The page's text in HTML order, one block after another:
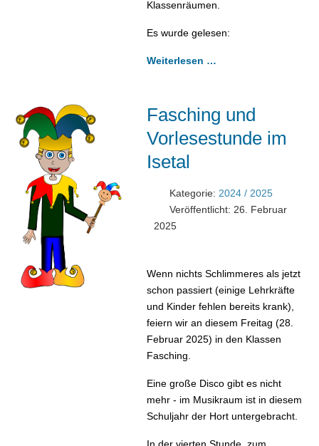
Klassenräumen.
Es wurde gelesen:
Weiterlesen …
Fasching und
Vorlesestunde im
Isetal
Kategorie: 2024 / 2025
Veröffentlicht: 26. Februar
2025
Wenn nichts Schlimmeres als jetzt
schon passiert (einige Lehrkräfte
und Kinder fehlen bereits krank),
feiern wir an diesem Freitag (28.
Februar 2025) in den Klassen
Fasching.
Eine große Disco gibt es nicht
mehr - im Musikraum ist in diesem
Schuljahr der Hort untergebracht.
In der vierten Stunde, zum